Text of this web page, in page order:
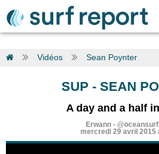
Vidéos Sean Poynter
SUP - SEAN
A day and a half
Erwann -
mercredi 29 avril 2015